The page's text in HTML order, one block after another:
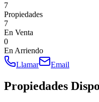
7
Propiedades
7
En Venta
0
En Arriendo
Llamar
Email
Propiedades